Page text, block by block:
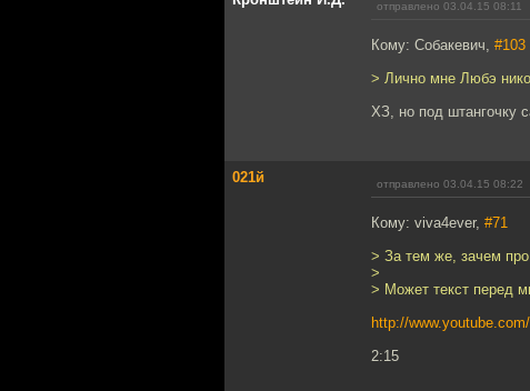
отправлено 03.04.15 08:11
Кому: Собакевич, #103
> Лично мне Любэ
ХЗ, но под штангочку
021й отправлено 03.04.15 08:22
Кому: viva4ever, #71
> За тем же, зачем
>
> Может текст перед
http://
2:15